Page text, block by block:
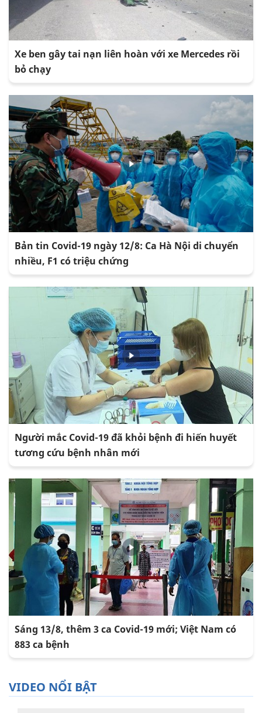
Xe ben gây tai nạn liên hoàn với xe Mercedes rồi
bỏ chạy
Bản tin Covid-19 ngày 12/8: Ca Hà Nội di chuyển
nhiều, F1 có triệu chứng
Người mắc Covid-19 đã khỏi bệnh đi hiến huyết
tương cứu bệnh nhân mới
Sáng 13/8, thêm 3 ca Covid-19 mới; Việt Nam có
883 ca bệnh
VIDEO NỔI BẬT